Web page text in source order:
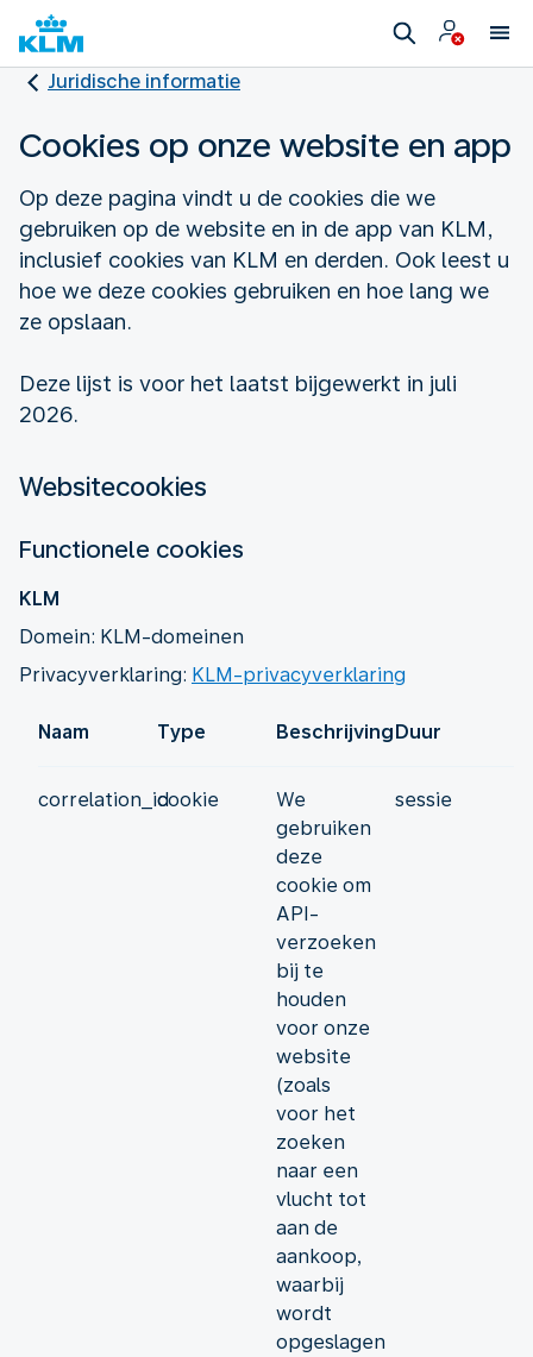
Juridische informatie
Cookies op onze website en app
Op deze pagina vindt u de cookies die we
gebruiken op de website en in de app van KLM,
inclusief cookies van KLM en derden. Ook leest u
hoe we deze cookies gebruiken en hoe lang we
ze opslaan.
Deze lijst is voor het laatst bijgewerkt in juli
2026.
Websitecookies
Functionele cookies
KLM
Domein: KLM-domeinen
Privacyverklaring: KLM-privacyverklaring
Naam Type BeschrijvingDuur
correlation_idcookie
We
gebruiken
deze
cookie om
API-
verzoeken
bij te
houden
voor onze
website
(zoals
voor het
zoeken
naar een
vlucht tot
aan de
aankoop,
waarbij
wordt
opgeslagen
sessie